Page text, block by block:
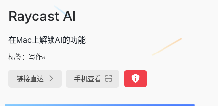
Raycast Al
在Mac上解锁AI的功能
标签： 写作
链接直达 手机查看